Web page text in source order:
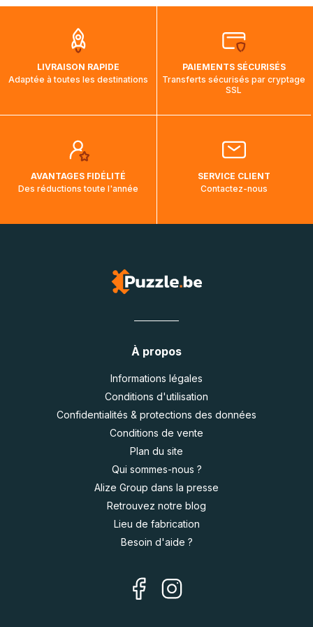
aura touché terre.
LIVRAISON RAPIDE
Adaptée à toutes les destinations
PAIEMENTS SÉCURISÉS
Transferts sécurisés par cryptage
SSL
AVANTAGES FIDÉLITÉ
Des réductions toute l'année
SERVICE CLIENT
Contactez-nous
À propos
Informations légales
Conditions d'utilisation
Confidentialités & protections des données
Conditions de vente
Plan du site
Qui sommes-nous ?
Alize Group dans la presse
Retrouvez notre blog
Lieu de fabrication
Besoin d'aide ?